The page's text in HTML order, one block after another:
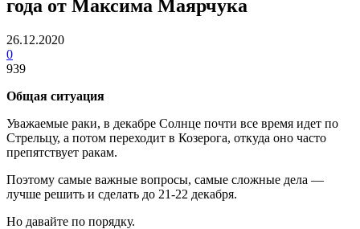
года от Максима Маярчука
26.12.2020
0
939
Общая ситуация
Уважаемые раки, в декабре Солнце почти все время идет по
Стрельцу, а потом переходит в Козерога, откуда оно часто
препятствует ракам.
Поэтому самые важные вопросы, самые сложные дела —
лучше решить и сделать до 21-22 декабря.
Но давайте по порядку.